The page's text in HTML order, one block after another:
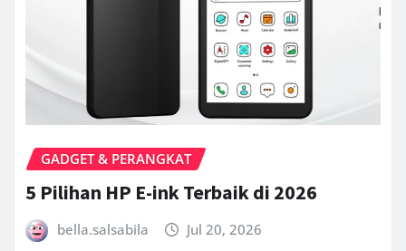
GADGET & PERANGKAT
5 Pilihan HP E-ink Terbaik di 2026
bella.salsabila Jul 20, 2026